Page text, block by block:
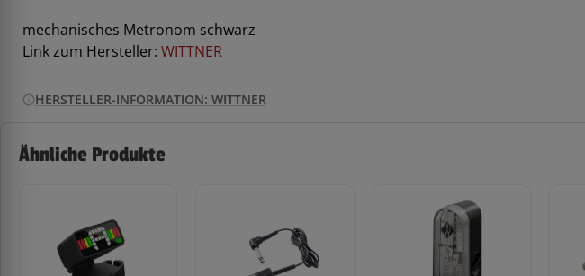
mechanisches Metronom schwarz
Link zum Hersteller: WITTNER
HERSTELLER-INFORMATION: WITTNER
Ähnliche Produkte